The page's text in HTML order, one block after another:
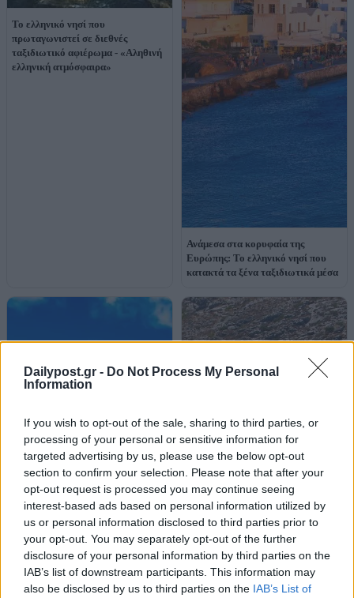
Dailypost.gr - Do Not Process My Personal
Information
If you wish to opt-out of the sale, sharing to third parties, or
processing of your personal or sensitive information for
targeted advertising by us, please use the below opt-out
section to confirm your selection. Please note that after your
opt-out request is processed you may continue seeing
interest-based ads based on personal information utilized by
us or personal information disclosed to third parties prior to
your opt-out. You may separately opt-out of the further
disclosure of your personal information by third parties on the
IAB’s list of downstream participants. This information may
also be disclosed by us to third parties on the IAB’s List of
Το ελληνικό νησί που
πρωταγωνιστεί σε διεθνές
ταξιδιωτικό αφιέρωμα - «Αληθινή
ελληνική ατμόσφαιρα»
Ανάμεσα στα κορυφαία της
Ευρώπης: Το ελληνικό νησί που
κατακτά τα ξένα ταξιδιωτικά μέσα